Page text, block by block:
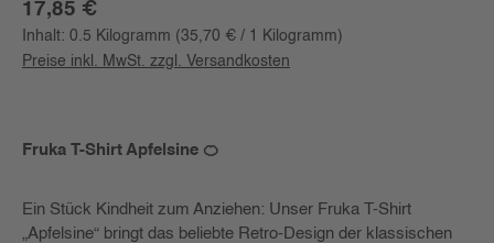
Regulärer Preis:
17,85 €
Inhalt: 0.5 Kilogramm (35,70 € / 1 Kilogramm)
Preise inkl. MwSt. zzgl. Versandkosten
Fruka T-Shirt Apfelsine 🍊
Ein Stück Kindheit zum Anziehen: Unser Fruka T-Shirt
„Apfelsine“ bringt das beliebte Retro-Design der klassischen